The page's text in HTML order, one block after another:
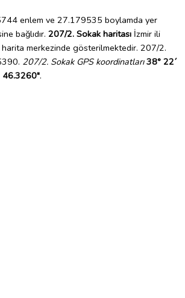
enlem ve 27.179535 boylamda yer
bağlıdır. 207/2. Sokak haritası İzmir ili
merkezinde gösterilmektedir. 207/2.
207/2. Sokak GPS koordinatları 38° 22´
46.3260".